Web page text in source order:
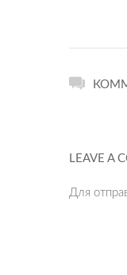
LEAVE A
Для